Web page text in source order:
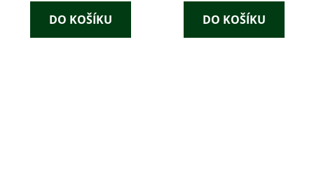
DO KOŠÍKU DO KOŠÍKU